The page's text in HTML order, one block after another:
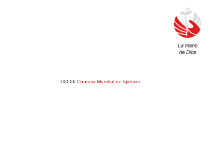
©2006 Consejo Mundial de Iglesias